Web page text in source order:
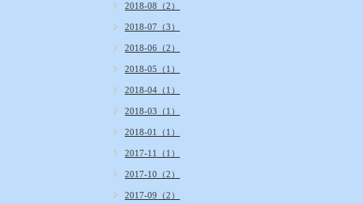
2018-08（2）
2018-07（3）
2018-06（2）
2018-05（1）
2018-04（1）
2018-03（1）
2018-01（1）
2017-11（1）
2017-10（2）
2017-09（2）